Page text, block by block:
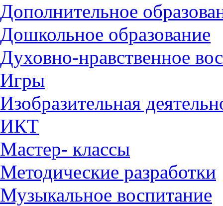
Дополнительное
Дошкольное образование
Духовно-нравственное
Игры
Изобразительная
ИКТ
Мастер- классы
Методические разработки
Музыкальное воспитание